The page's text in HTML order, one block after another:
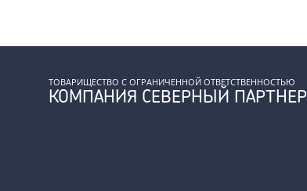
ТОВАРИЩЕСТВО С ОГРАНИЧЕННОЙ ОТВЕТСТВЕННОСТЬЮ
КОМПАНИЯ СЕВЕРНЫЙ ПАРТНЕР